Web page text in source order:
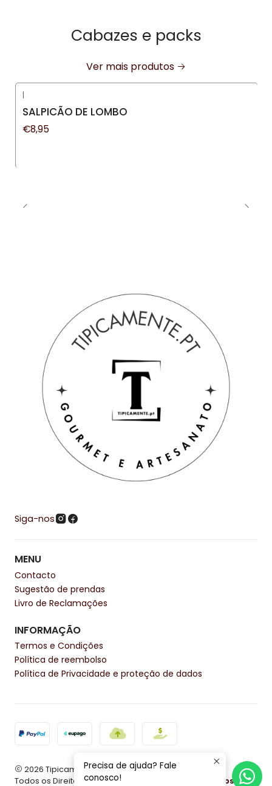
Cabazes e packs
Ver mais produtos
Novo
|
SALPICÃO DE LOMBO
€8,95
Siga-nos
MENU
Contacto
Sugestão de prendas
Livro de Reclamações
INFORMAÇÃO
Termos e Condições
Política de reembolso
Política de Privacidade e proteção de dados
2026 Tipicamente.
Todos os Direitos Reservados.
Com tecnologia Jumpseller.
Precisa de ajuda? Fale
conosco!